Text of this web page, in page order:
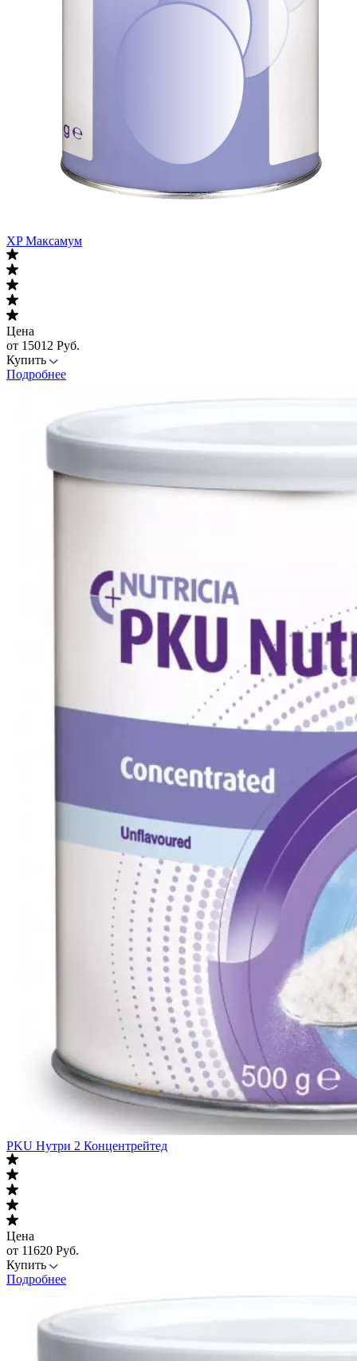
XP Максамум
Цена
от 15012 Руб.
Купить
Подробнее
PKU Нутри 2 Концентрейтед
Цена
от 11620 Руб.
Купить
Подробнее